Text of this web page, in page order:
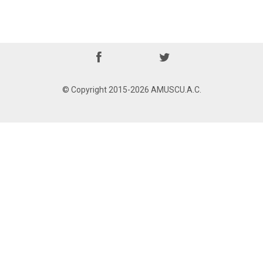
© Copyright 2015-2026 AMUSCU.A.C.